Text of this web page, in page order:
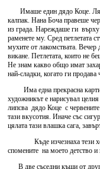
Имаше един дядо Коце.
калпак. Нана Боча правеше
из града. Нареждаше ги върху
раменете му. Сред петлетата
мухите от лакомствата.
викане. Петлетата, които не
Не знам какво общо имат
най-сладки, когато ги продава
Има една прекрасна
художникът е нарисувал
липсва дядо Коце с
тази вкусотия. Иначе със
цялата тази влашка сага,
Къде изчезнаха тези хора
спомените на моето детство и
В две съседни къщи от